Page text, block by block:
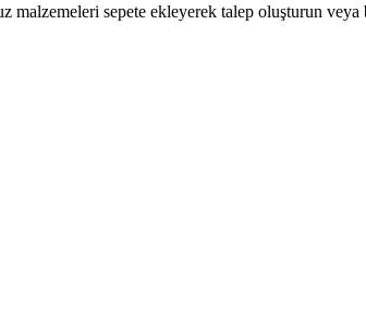
sepete ekleyerek talep oluşturun veya